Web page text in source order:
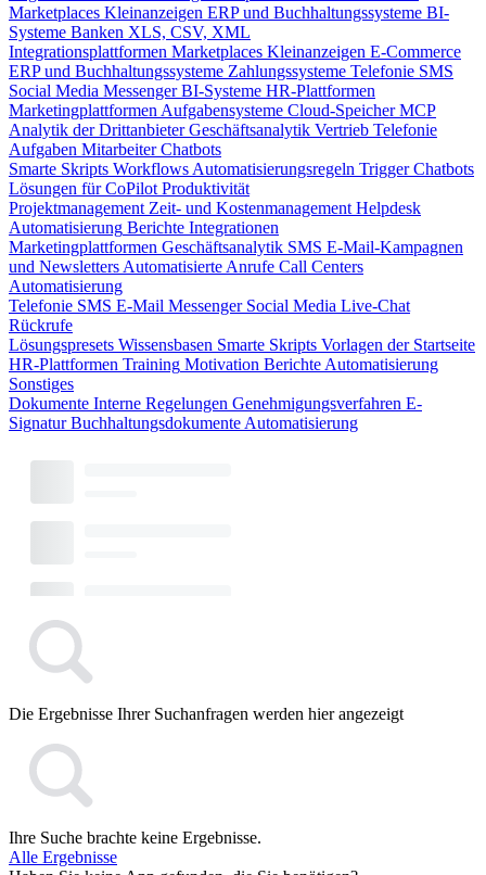
Marketplaces Kleinanzeigen ERP und Buchhaltungssysteme BI-
Systeme Banken XLS, CSV, XML
Integrationsplattformen Marketplaces Kleinanzeigen E-Commerce
ERP und Buchhaltungssysteme Zahlungssysteme Telefonie SMS
Social Media Messenger BI-Systeme HR-Plattformen
Marketingplattformen Aufgabensysteme Cloud-Speicher MCP
Analytik der Drittanbieter Geschäftsanalytik Vertrieb Telefonie
Aufgaben Mitarbeiter Chatbots
Smarte Skripts Workflows Automatisierungsregeln Trigger Chatbots
Lösungen für CoPilot Produktivität
Projektmanagement Zeit- und Kostenmanagement Helpdesk
Automatisierung Berichte Integrationen
Marketingplattformen Geschäftsanalytik SMS E-Mail-Kampagnen
und Newsletters Automatisierte Anrufe Call Centers
Automatisierung
Telefonie SMS E-Mail Messenger Social Media Live-Chat
Rückrufe
Lösungspresets Wissensbasen Smarte Skripts Vorlagen der Startseite
HR-Plattformen Training Motivation Berichte Automatisierung
Sonstiges
Dokumente Interne Regelungen Genehmigungsverfahren E-
Signatur Buchhaltungsdokumente Automatisierung
Die Ergebnisse Ihrer Suchanfragen werden hier angezeigt
Ihre Suche brachte keine Ergebnisse.
Alle Ergebnisse